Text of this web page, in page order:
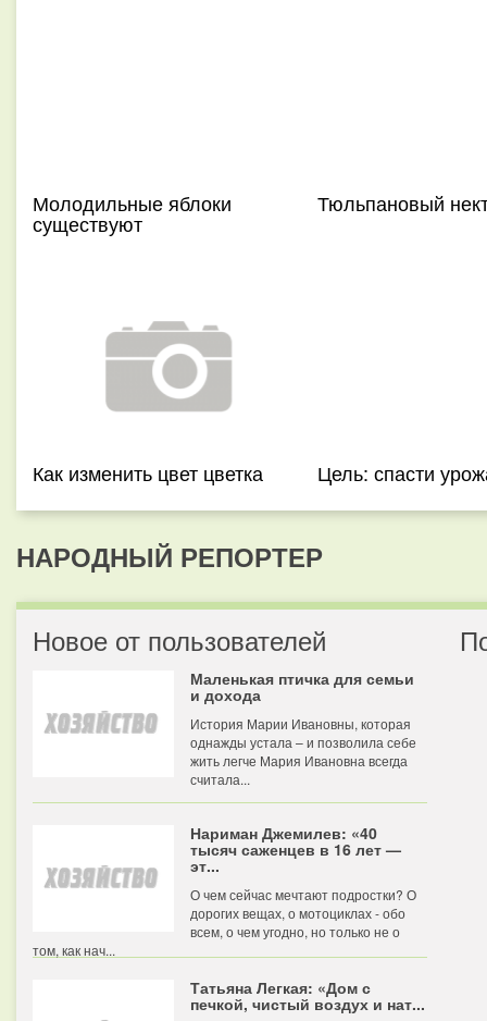
Молодильные яблоки
существуют
Тюльпановый
Как изменить цвет цветка Цель: спасти
НАРОДНЫЙ РЕПОРТЕР
Новое от пользователей
Маленькая птичка для семьи
и дохода
История Марии Ивановны, которая
однажды устала – и позволила себе
жить легче Мария Ивановна всегда
считала...
Нариман Джемилев: «40
тысяч саженцев в 16 лет —
эт...
О чем сейчас мечтают подростки? О
дорогих вещах, о мотоциклах - обо
всем, о чем угодно, но только не о
том, как нач...
Татьяна Легкая: «Дом с
печкой, чистый воздух и нат...